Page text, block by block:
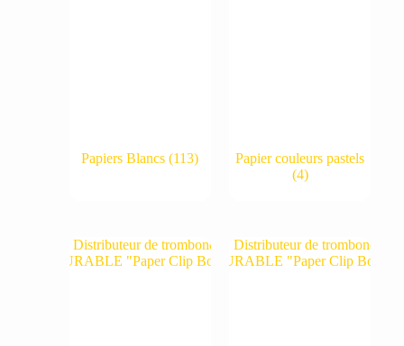
Papiers Blancs(113)
Papier couleurs pastels
(4)